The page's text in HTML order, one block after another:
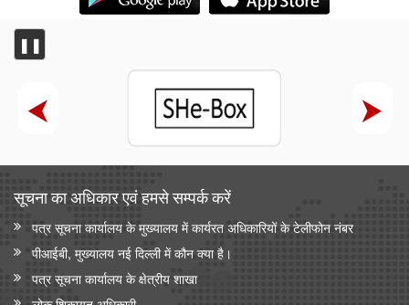
❚❚
सूचना का अधिकार एवं हमसे सम्‍पर्क करें
पत्र सूचना कार्यालय के मुख्यालय में कार्यरत अधिकारियों के टेलीफोन नंबर
पीआईबी, मुख्यालय नई दिल्ली में कौन क्या है।
पत्र सूचना कार्यालय के क्षेत्रीय शाखा